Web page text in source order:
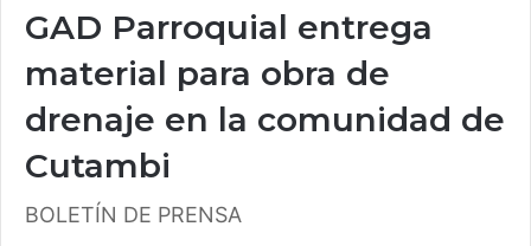
GAD Parroquial entrega
material para obra de
drenaje en la comunidad de
Cutambi
BOLETÍN DE PRENSA